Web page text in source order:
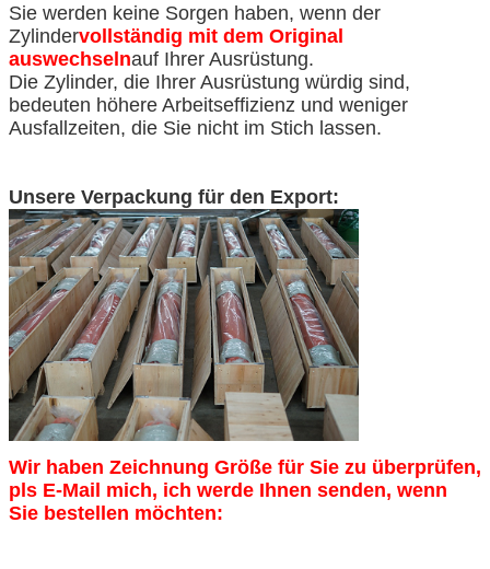
Sie werden keine Sorgen haben, wenn der
Zylindervollständig mit dem Original
auswechselnauf Ihrer Ausrüstung.
Die Zylinder, die Ihrer Ausrüstung würdig sind,
bedeuten höhere Arbeitseffizienz und weniger
Ausfallzeiten, die Sie nicht im Stich lassen.
Unsere Verpackung für den Export:
Wir haben Zeichnung Größe für Sie zu überprüfen,
pls E-Mail mich, ich werde Ihnen senden, wenn
Sie bestellen möchten: